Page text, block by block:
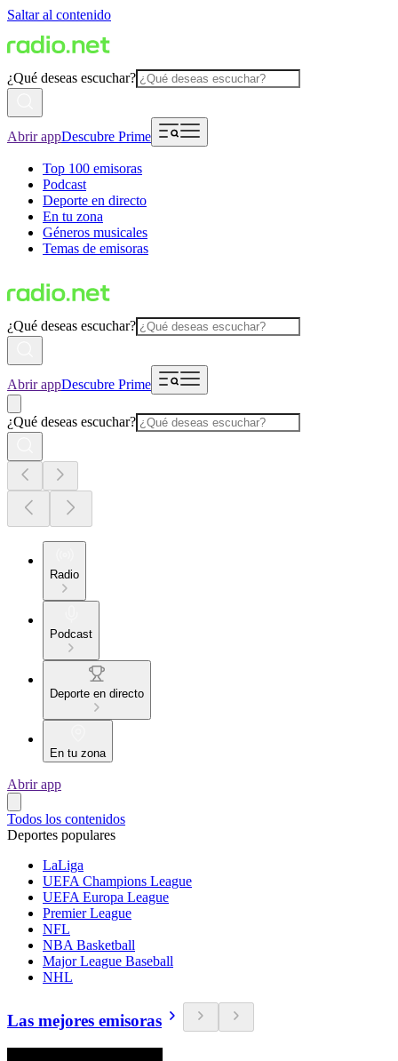
Saltar al contenido
¿Qué deseas escuchar?
Abrir appDescubre Prime
Top 100 emisoras
Podcast
Deporte en directo
En tu zona
Géneros musicales
Temas de emisoras
¿Qué deseas escuchar?
Abrir appDescubre Prime
¿Qué deseas escuchar?
Radio
Podcast
Deporte en directo
En tu zona
Abrir app
Todos los contenidos
Deportes populares
LaLiga
UEFA Champions League
UEFA Europa League
Premier League
NFL
NBA Basketball
Major League Baseball
NHL
Las mejores emisoras